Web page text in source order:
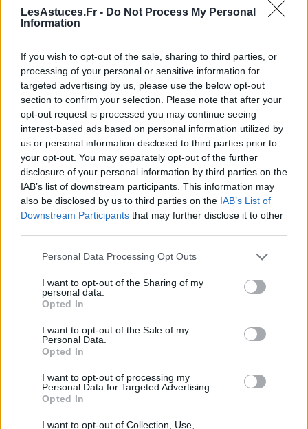
LesAstuces.Fr - Do Not Process My Personal
Information
If you wish to opt-out of the sale, sharing to third parties, or
processing of your personal or sensitive information for
targeted advertising by us, please use the below opt-out
section to confirm your selection. Please note that after your
opt-out request is processed you may continue seeing
interest-based ads based on personal information utilized by
us or personal information disclosed to third parties prior to
your opt-out. You may separately opt-out of the further
disclosure of your personal information by third parties on the
IAB’s list of downstream participants. This information may
also be disclosed by us to third parties on the IAB’s List of
Downstream Participants that may further disclose it to other
Personal Data Processing Opt Outs
I want to opt-out of the Sharing of my
personal data.
Opted In
I want to opt-out of the Sale of my
Personal Data.
Opted In
I want to opt-out of processing my
Personal Data for Targeted Advertising.
Opted In
I want to opt-out of Collection, Use,
bactérienne et la formation de plaque.
Réduisez la consommation de produits trop acides,
comme les sodas ou les jus de fruits industriels, qui
peuvent fragiliser l’émail et irriter les gencives. Évitez
également les aliments collants ou riches en sucres
rapides, qui adhèrent aux dents et nourrissent les
bactéries responsables des maladies gingivales.
Les soins complémentaires pour une
santé gingivale renforcée
réduire la plaque bactérienne et à soulager les
gencives inflammées. Privilégiez les bains de bouche
sans alcool, qui sont moins agressifs. Après le
brossage, rincez-vous avec une petite quantité selon
les recommandations du fabricant, en insistant sur la
ligne gingivale.
Les massages des gencives